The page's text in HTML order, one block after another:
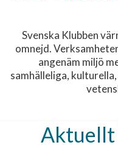
Svenska Klubben
omnejd.
angenäm miljö
samhälleliga,
Aktuellt